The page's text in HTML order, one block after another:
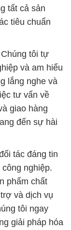
tất cả sản
tiêu chuẩn
tôi tự
và am hiểu
lắng nghe và
tư vấn về
giao hàng
đến sự hài
tác đáng tin
nghiệp.
phẩm chất
và dịch vụ
tôi ngay
giải pháp hóa